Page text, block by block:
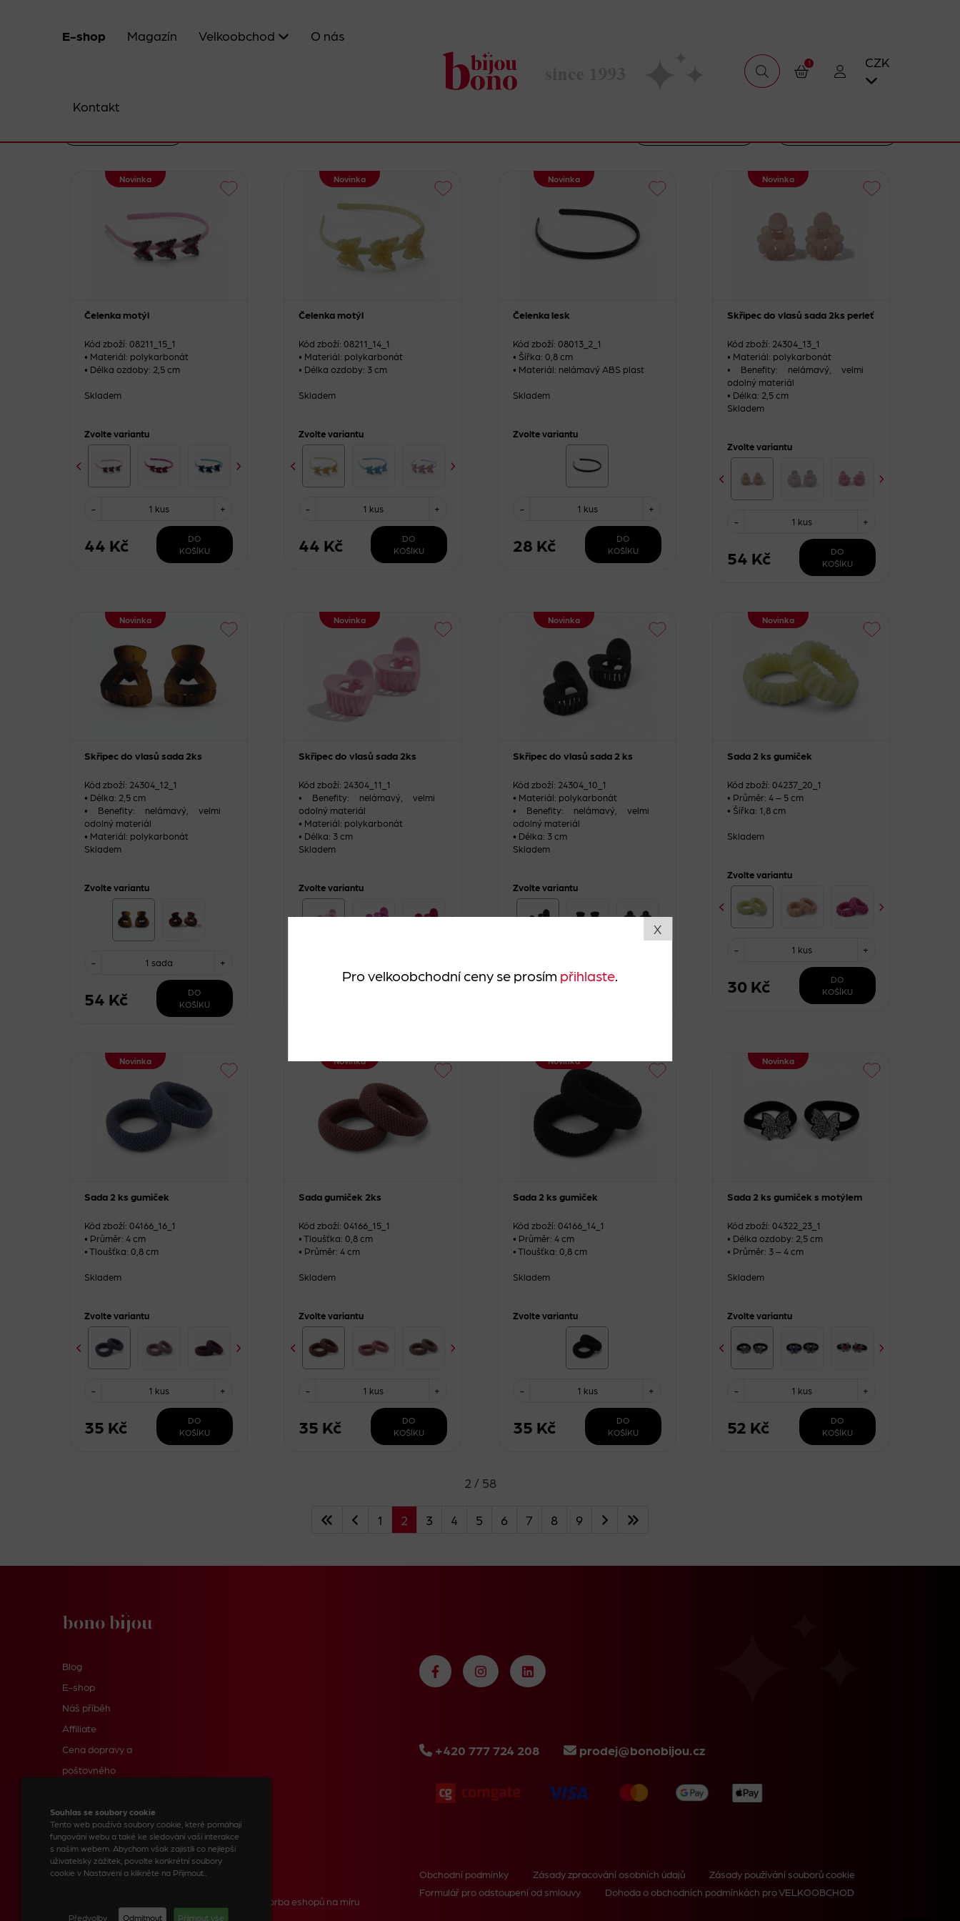
Souhlas se soubory cookie
Tento web používá soubory cookie, které pomáhají
fungování webu a také ke sledování vaší interakce
s naším webem. Abychom však zajistili co nejlepší
uživatelský zážitek, povolte konkrétní soubory
cookie v Nastavení a klikněte na Přijmout..
Předvolby Odmítnout Příjmout vše
X
Pro velkoobchodní ceny se prosím přihlaste.
E-shop Magazín Velkoobchod O nás
Kontakt
1 CZK
Novinka
Čelenka motýl
Kód zboží: 08211_15_1
• Materiál: polykarbonát
• Délka ozdoby: 2,5 cm
Skladem
Zvolte variantu
- +
1 kus
44 Kč
DO
KOŠÍKU
Novinka
Čelenka motýl
Kód zboží: 08211_14_1
• Materiál: polykarbonát
• Délka ozdoby: 3 cm
Skladem
Zvolte variantu
- +
1 kus
44 Kč
DO
KOŠÍKU
Novinka
Čelenka lesk
Kód zboží: 08013_2_1
• Šířka: 0,8 cm
• Materiál: nelámavý ABS plast
Skladem
Zvolte variantu
- +
1 kus
28 Kč
DO
KOŠÍKU
Novinka
Skřipec do vlasů sada 2ks perleť
Kód zboží: 24304_13_1
• Materiál: polykarbonát
• Benefity: nelámavý, velmi
odolný materiál
• Délka: 2,5 cm
Skladem
Zvolte variantu
- +
1 kus
54 Kč
DO
KOŠÍKU
Novinka
Skřipec do vlasů sada 2ks
Kód zboží: 24304_12_1
• Délka: 2,5 cm
• Benefity: nelámavý, velmi
odolný materiál
• Materiál: polykarbonát
Skladem
Zvolte variantu
- +
1 sada
54 Kč
DO
KOŠÍKU
Novinka
Skřipec do vlasů sada 2ks
Kód zboží: 24304_11_1
• Benefity: nelámavý, velmi
odolný materiál
• Materiál: polykarbonát
• Délka: 3 cm
Skladem
Zvolte variantu
Novinka
Skřipec do vlasů sada 2 ks
Kód zboží: 24304_10_1
• Materiál: polykarbonát
• Benefity: nelámavý, velmi
odolný materiál
• Délka: 3 cm
Skladem
Zvolte variantu
Novinka
Sada 2 ks gumiček
Kód zboží: 04237_20_1
• Průměr: 4 – 5 cm
• Šířka: 1,8 cm
Skladem
Zvolte variantu
- +
1 kus
30 Kč
DO
KOŠÍKU
Novinka
Sada 2 ks gumiček
Kód zboží: 04166_16_1
• Průměr: 4 cm
• Tloušťka: 0,8 cm
Skladem
Zvolte variantu
- +
1 kus
35 Kč
DO
KOŠÍKU
Novinka
Sada gumiček 2ks
Kód zboží: 04166_15_1
• Tloušťka: 0,8 cm
• Průměr: 4 cm
Skladem
Zvolte variantu
- +
1 kus
35 Kč
DO
KOŠÍKU
Novinka
Sada 2 ks gumiček
Kód zboží: 04166_14_1
• Průměr: 4 cm
• Tloušťka: 0,8 cm
Skladem
Zvolte variantu
- +
1 kus
35 Kč
DO
KOŠÍKU
Novinka
Sada 2 ks gumiček s motýlem
Kód zboží: 04322_23_1
• Délka ozdoby: 2,5 cm
• Průměr: 3 – 4 cm
Skladem
Zvolte variantu
- +
1 kus
52 Kč
DO
KOŠÍKU
2 / 58
1 2 3 4 5 6 7 8 9
Blog
E-shop
Náš příběh
Affiliate
Cena dopravy a
poštovného
Kontakty
+420 777 724 208 prodej@bonobijou.cz
© 2023 BONO BIJOU, spol. s r.o.
Tvorba eshopů na míru
Obchodní podmínky Zásady zpracování osobních údajů
Zásady používání souborů cookie
Formulář pro odstoupení od smlouvy
Dohoda o obchodních podmínkách pro VELKOOBCHOD